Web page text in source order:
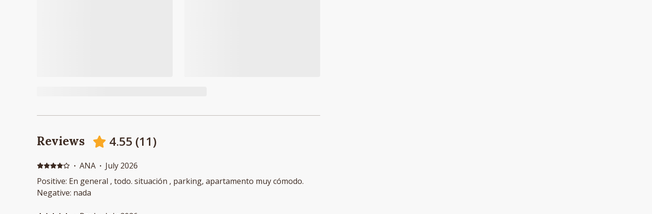
Reviews 4.55 (11)
· ANA · July 2026
Positive: En general , todo. situación , parking, apartamento muy cómodo.
Negative: nada